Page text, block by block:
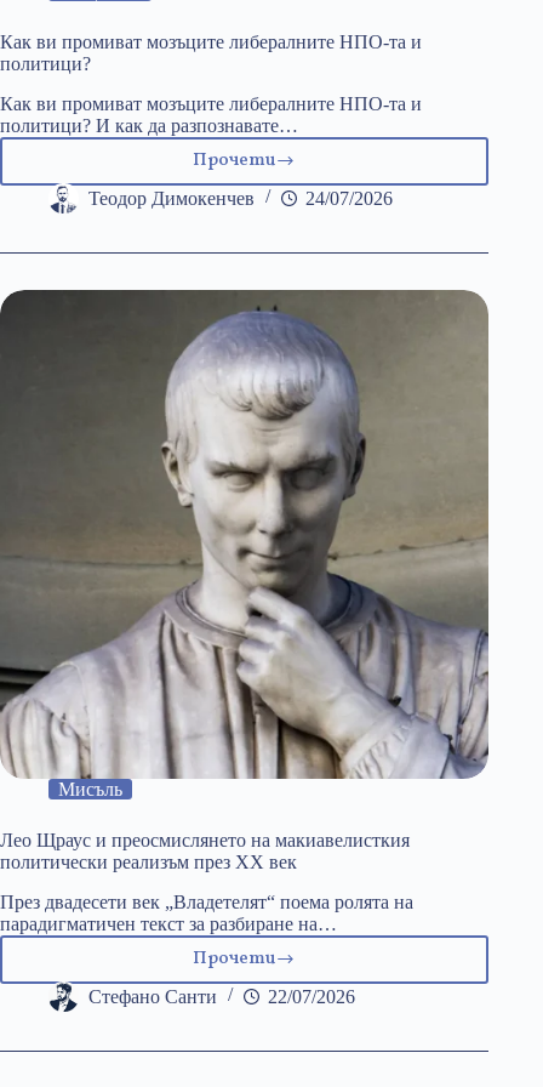
Как ви промиват мозъците либералните НПО-та и
политици?
Как ви промиват мозъците либералните НПО-та и
политици? И как да разпознавате…
Прочети
Как
ви
мозъците
НПО-
та
и
политици?
Теодор Димокенчев 24/07/2026
Мисъль
Лео Щраус и преосмислянето на макиавелисткия
политически реализъм през ХХ век
През двадесети век „Владетелят“ поема ролята на
парадигматичен текст за разбиране на…
Прочети
Лео
Щраус
преосмислянето
Стефано Санти 22/07/2026